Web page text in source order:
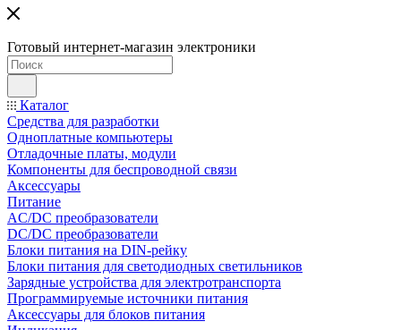
Готовый интернет-магазин электроники
Каталог
Средства для разработки
Одноплатные компьютеры
Отладочные платы, модули
Компоненты для беспроводной связи
Аксессуары
Питание
AC/DC преобразователи
DC/DC преобразователи
Блоки питания на DIN-рейку
Блоки питания для светодиодных светильников
Зарядные устройства для электротранспорта
Программируемые источники питания
Аксессуары для блоков питания